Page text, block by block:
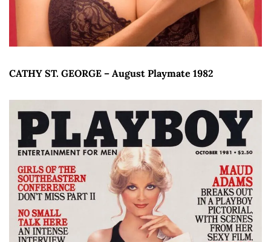
CATHY ST. GEORGE – August Playmate 1982